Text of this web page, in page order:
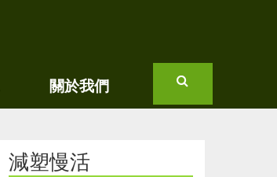
關於我們
尋
減塑慢活